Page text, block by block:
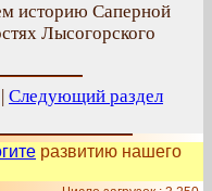
историю Саперной
Лысогорского
| Следующий раздел
развитию нашего